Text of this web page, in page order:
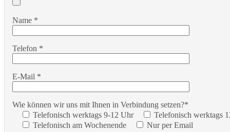
Name *
Telefon *
E-Mail *
Wie können wir uns mit Ihnen in Verbindung setzen?*
Telefonisch werktags 9-12 Uhr
Telefonisch werktags
Telefonisch am Wochenende
Nur per Email